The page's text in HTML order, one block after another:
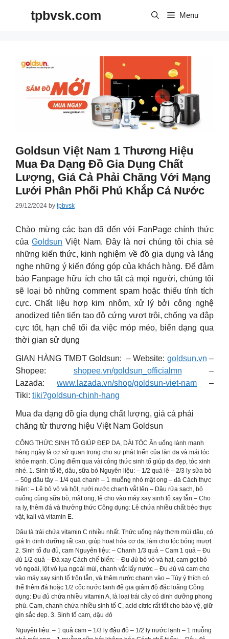
tpbvsk.com Menu
Goldsun Việt Nam 1 Thương Hiệu
Mua Đa Dạng Đồ Gia Dụng Chất
Lượng, Giá Cả Phải Chăng Với Mạng
Lưới Phân Phối Phủ Khắp Cả Nước
29/12/2024 by tpbvsk
Chào mừng các bạn đã đến với FanPage chính thức
củaGoldsun Việt Nam. Đây là nơi chúng tôi chia sẻ
những kiến thức, kinh nghiệm về đồ gia dụng và lắng
nghe những ý kiến đóng góp của khách hàng. Để đảm
bảo Fanpage hữu ích cho tất cả mọi người, chúng tôi
sẽ loại bỏ những comment spam hoặc thiếu tính tích
cực.Chất liệu hợp kim nhôm, xử lý bởi công nghệ
anodized tiên tiến tạo độ cứng vượt trội, chống va đập
cực tốt, hạn chế tối đa việc móp méo, biến dạng qua
thời gian sử dụng
GIAN HÀNG TMĐT Goldsun: – Website: goldsun.vn –
Shopee: shopee.vn/goldsun_officialmn –
Lazada: www.lazada.vn/shop/goldsun-viet-nam –
Tiki: tiki?goldsun-chinh-hang
Mua đa dạng đồ gia dụng chất lượng, giá cả phải
chăng từ thương hiệu Việt Nam Goldsun
CÔNG THỨC SINH TỐ GIÚP ĐẸP DA, DÀI TÓC Ăn uống lành mạnh
hàng ngày là cơ sở quan trọng cho sự phát triển của làn da và mái tóc
khỏe mạnh. Cùng điểm qua vài công thức sinh tố giúp da đẹp, tóc xinh
nhé. 1. Sinh tố lê, dâu, sữa bò Nguyên liệu: – 1/2 quả lê – 2/3 ly sữa bò
– 50g dâu tây – 1/4 quả chanh – 1 muỗng nhỏ mật ong – đá Cách thực
hiện: – Lê bỏ vỏ và hột, rưới nước chanh vắt lên – Dâu rửa sạch, bỏ
cuống cùng sữa bò, mật ong, lê cho vào máy xay sinh tố xay lẫn – Cho
ra ly, thêm đá và thưởng thức Công dụng: Lê chứa nhiều chất béo thực
vật, kali và vitamin E.
Dâu là trái chứa vitamin C nhiều nhất. Thức uống này thơm mùi dâu, có
giá trị dinh dưỡng rất cao, giúp hoạt hóa cơ da, làm cho tóc bóng mượt.
2. Sinh tố đu đủ, cam Nguyên liệu: – Chanh 1/3 quả – Cam 1 quả – Đu
đủ 1/2 quả – Đá xay Cách chế biến: – Đu đủ bỏ vỏ và hạt, cam gọt bỏ
vỏ ngoài, lột vỏ lụa ngoài múi, chanh vắt lấy nước – Đu đủ và cam cho
vào máy xay sinh tố trộn lẫn, và thêm nước chanh vào – Tùy ý thích có
thể thêm đá hoặc 1/2 cốc nước lạnh để gia giảm độ đặc loãng Công
dụng: Đu đủ chứa nhiều vitamin A, là loại trái cây có dinh dưỡng phong
phú. Cam, chanh chứa nhiều sinh tố C, acid citric rất tốt cho bảo vệ, giữ
gìn sắc đẹp. 3. Sinh tố cam, đậu đỏ
Nguyên liệu: – 1 quả cam – 1/3 ly đậu đỏ – 1/2 ly nước lạnh – 1 muỗng